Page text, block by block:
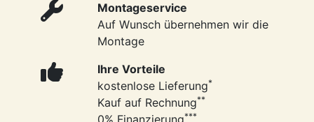
Montageservice
Auf Wunsch übernehmen wir die
Montage
Ihre Vorteile
kostenlose Lieferung*
Kauf auf Rechnung**
***